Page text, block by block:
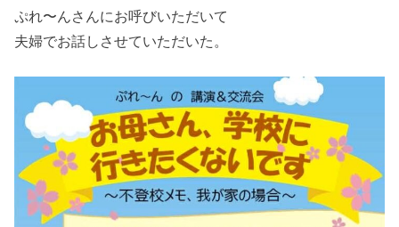
ぷれ〜んさんにお呼びいただいて
夫婦でお話しさせていただいた。